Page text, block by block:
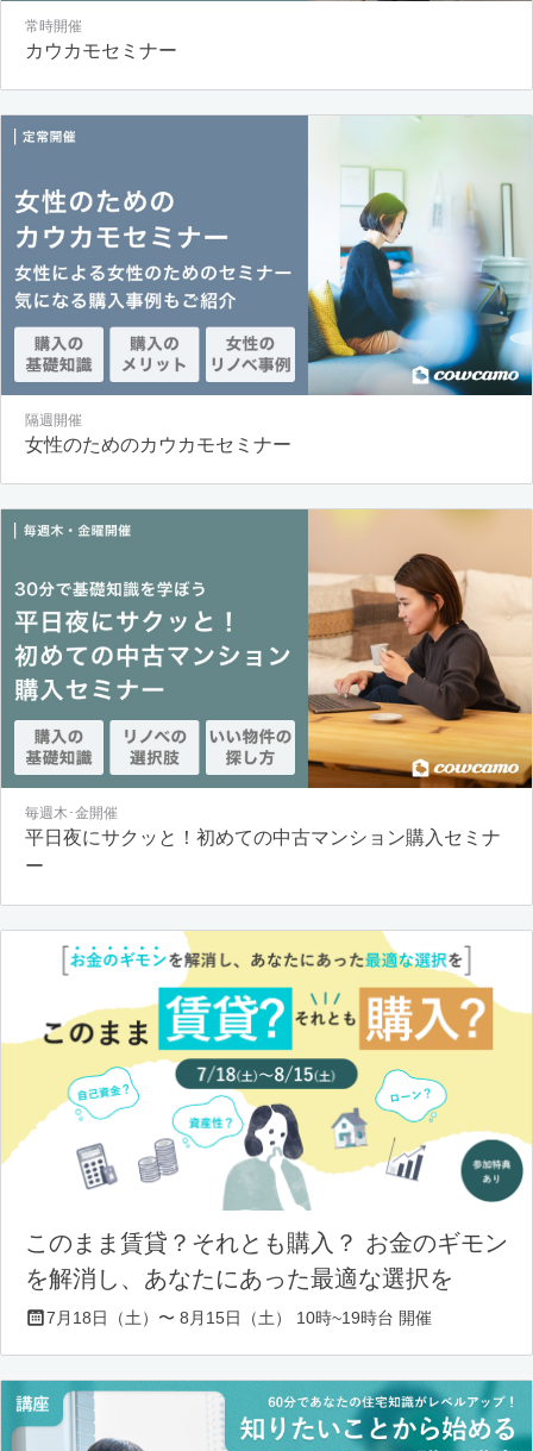
常時開催
カウカモセミナー
隔週開催
女性のためのカウカモセミナー
毎週木･金開催
平日夜にサクッと！初めての中古マンション購入セミナ
ー
このまま賃貸？それとも購入？ お金のギモン
を解消し、あなたにあった最適な選択を
7月18日（土）〜 8月15日（土） 10時~19時台 開催